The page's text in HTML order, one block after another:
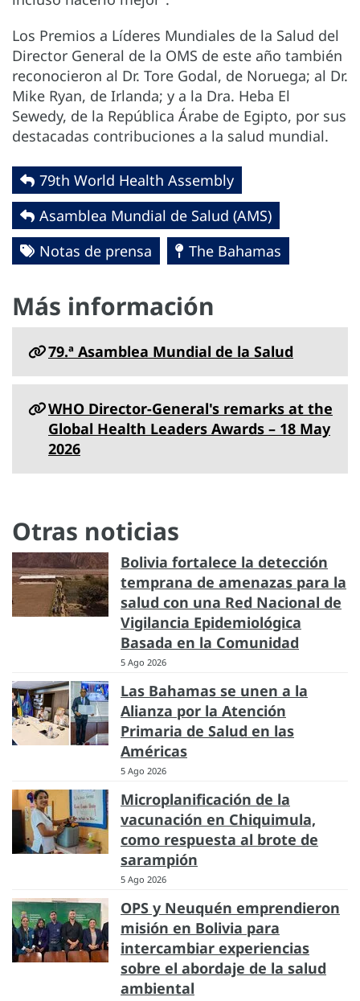
Los Premios a Líderes Mundiales de la Salud del
Director General de la OMS de este año también
reconocieron al Dr. Tore Godal, de Noruega; al Dr.
Mike Ryan, de Irlanda; y a la Dra. Heba El
Sewedy, de la República Árabe de Egipto, por sus
destacadas contribuciones a la salud mundial.
79th World Health Assembly
Asamblea Mundial de Salud (AMS)
Notas de prensa
The Bahamas
Más información
79.ª Asamblea Mundial de la Salud
WHO Director-General's remarks at the
Global Health Leaders Awards – 18 May
2026
Otras noticias
Bolivia fortalece la detección
temprana de amenazas para la
salud con una Red Nacional de
Vigilancia Epidemiológica
Basada en la Comunidad
5 Ago 2026
Las Bahamas se unen a la
Alianza por la Atención
Primaria de Salud en las
Américas
5 Ago 2026
Microplanificación de la
vacunación en Chiquimula,
como respuesta al brote de
sarampión
5 Ago 2026
OPS y Neuquén emprendieron
misión en Bolivia para
intercambiar experiencias
sobre el abordaje de la salud
ambiental